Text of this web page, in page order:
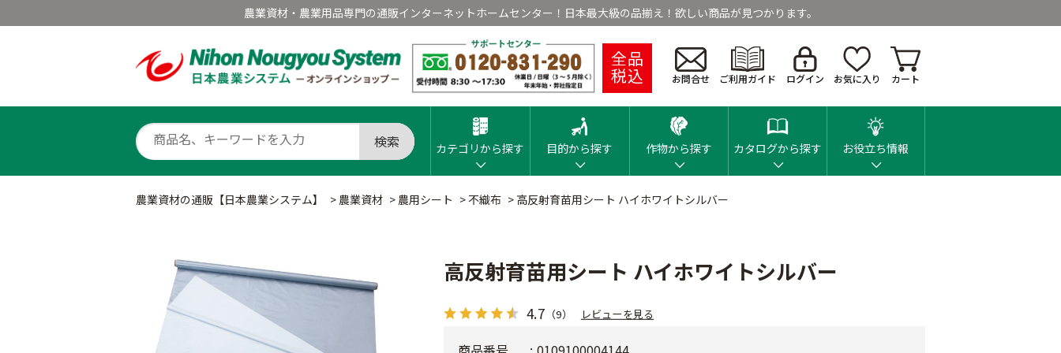
農業資材・農業用品専門の通販インターネットホームセンター！日本最大級の品揃え！欲しい商品が見つかります。
全品
税込 お問合せ ご利用ガイド ログイン お気に入り カート
検索 カテゴリから探す 目的から探す 作物から探す カタログから探す お役立ち情報
農業資材の通販【日本農業システム】 > 農業資材 > 農用シート >不織布 > 高反射育苗用シート ハイホワイトシルバー
高反射育苗用シート ハイホワイトシルバー
4.7 （9） レビューを見る